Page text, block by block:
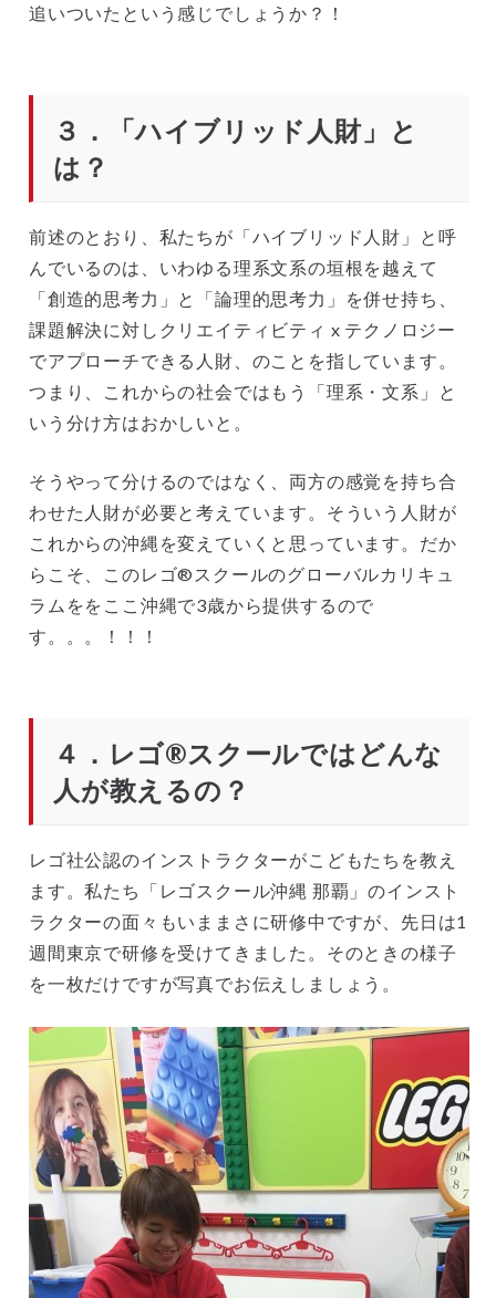
追いついたという感じでしょうか？！
３．「ハイブリッド人財」と
は？
前述のとおり、私たちが「ハイブリッド人財」と呼
んでいるのは、いわゆる理系文系の垣根を越えて
「創造的思考力」と「論理的思考力」を併せ持ち、
課題解決に対しクリエイティビティ x テクノロジー
でアプローチできる人財、のことを指しています。
つまり、これからの社会ではもう「理系・文系」と
いう分け方はおかしいと。
そうやって分けるのではなく、両方の感覚を持ち合
わせた人財が必要と考えています。そういう人財が
これからの沖縄を変えていくと思っています。だか
らこそ、このレゴ®スクールのグローバルカリキュ
ラムををここ沖縄で3歳から提供するので
す。。。！！！
４．レゴ®スクールではどんな
人が教えるの？
レゴ社公認のインストラクターがこどもたちを教え
ます。私たち「レゴスクール沖縄 那覇」のインスト
ラクターの面々もいままさに研修中ですが、先日は1
週間東京で研修を受けてきました。そのときの様子
を一枚だけですが写真でお伝えしましょう。